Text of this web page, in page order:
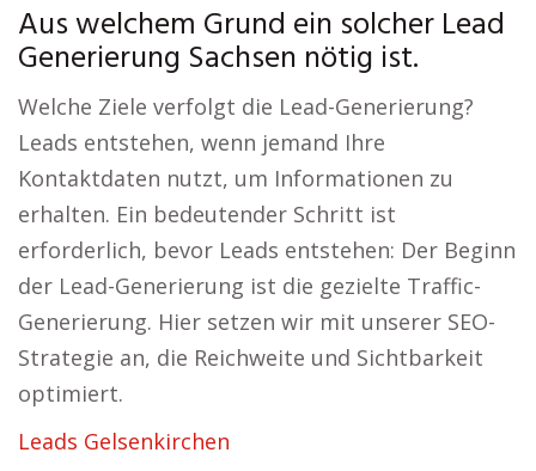
Aus welchem Grund ein solcher Lead
Generierung Sachsen nötig ist.
Welche Ziele verfolgt die Lead-Generierung?
Leads entstehen, wenn jemand Ihre
Kontaktdaten nutzt, um Informationen zu
erhalten. Ein bedeutender Schritt ist
erforderlich, bevor Leads entstehen: Der Beginn
der Lead-Generierung ist die gezielte Traffic-
Generierung. Hier setzen wir mit unserer SEO-
Strategie an, die Reichweite und Sichtbarkeit
optimiert.
Leads Gelsenkirchen